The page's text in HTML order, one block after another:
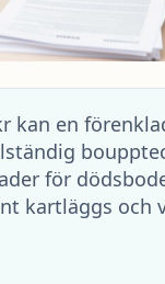
kan en
för
kartläggs och